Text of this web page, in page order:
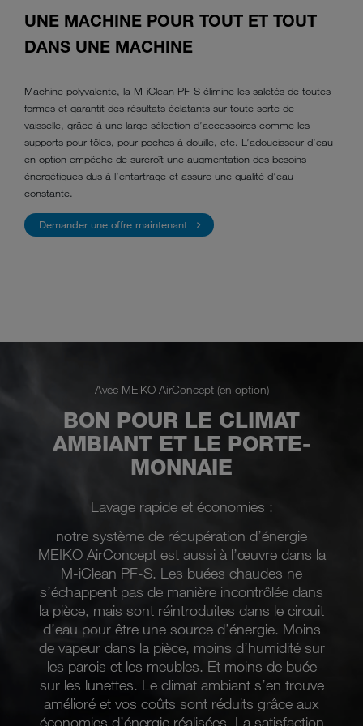
UNE MACHINE POUR TOUT ET TOUT
DANS UNE MACHINE
Machine polyvalente, la M-iClean PF-S élimine les saletés de toutes
formes et garantit des résultats éclatants sur toute sorte de
vaisselle, grâce à une large sélection d’accessoires comme les
supports pour tôles, pour poches à douille, etc. L’adoucisseur d’eau
en option empêche de surcroît une augmentation des besoins
énergétiques dus à l’entartrage et assure une qualité d’eau
constante.
Demander une offre maintenant
Avec MEIKO AirConcept (en option)
BON POUR LE CLIMAT
AMBIANT ET LE PORTE-
MONNAIE
Lavage rapide et économies :
notre système de récupération d’énergie
MEIKO AirConcept est aussi à l’œuvre dans la
M-iClean PF-S. Les buées chaudes ne
s’échappent pas de manière incontrôlée dans
la pièce, mais sont réintroduites dans le circuit
d’eau pour être une source d’énergie. Moins
de vapeur dans la pièce, moins d’humidité sur
les parois et les meubles. Et moins de buée
sur les lunettes. Le climat ambiant s’en trouve
amélioré et vos coûts sont réduits grâce aux
économies d’énergie réalisées. La satisfaction